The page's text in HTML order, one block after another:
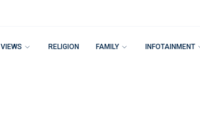
VIEWS RELIGION FAMILY INFOTAINMENT